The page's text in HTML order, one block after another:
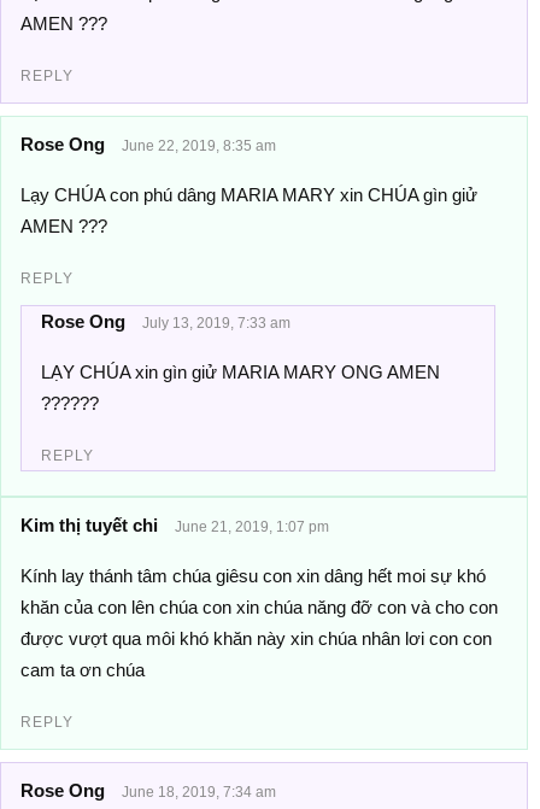
AMEN ???
REPLY
Rose Ong June 22, 2019, 8:35 am
Lạy CHÚA con phú dâng MARIA MARY xin CHÚA gìn giử
AMEN ???
REPLY
Rose Ong July 13, 2019, 7:33 am
LẠY CHÚA xin gìn giử MARIA MARY ONG AMEN
??????
REPLY
Kim thị tuyết chi June 21, 2019, 1:07 pm
Kính lay thánh tâm chúa giêsu con xin dâng hết moi sự khó
khăn của con lên chúa con xin chúa năng đỡ con và cho con
được vượt qua môi khó khăn này xin chúa nhân lơi con con
cam ta ơn chúa
REPLY
Rose Ong June 18, 2019, 7:34 am